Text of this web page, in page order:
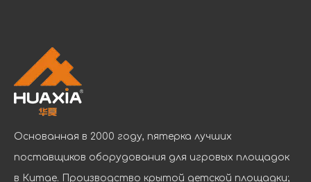
Основанная в 2000 году, пятерка лучших
поставщиков оборудования для игровых площадок
в Китае. Производство крытой детской площадки;